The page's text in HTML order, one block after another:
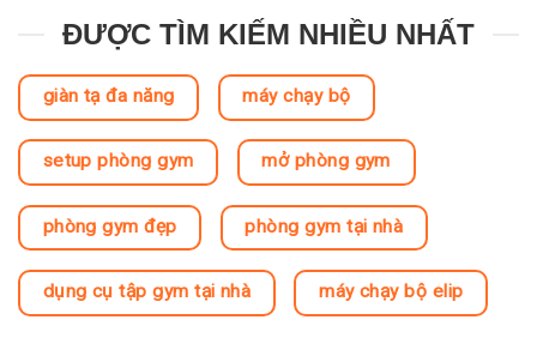
ĐƯỢC TÌM KIẾM NHIỀU NHẤT
giàn tạ đa năng máy chạy bộ
setup phòng gym mở phòng gym
phòng gym đẹp phòng gym tại nhà
dụng cụ tập gym tại nhà máy chạy bộ elip